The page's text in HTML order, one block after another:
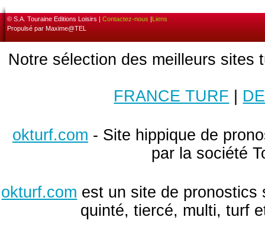
© S.A. Touraine Editions Loisirs | Contactez-nous |Liens
Propulsé par Maxime@TEL
Notre sélection des meilleurs sites
FRANCE TURF
okturf.com - Site hippique de
par la société
okturf.com est un site de pronostics
quinté, tiercé, multi, turf